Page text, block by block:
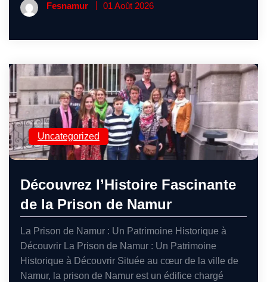
Fesnamur 01 Août 2026
Uncategorized
Découvrez l’Histoire Fascinante
de la Prison de Namur
La Prison de Namur : Un Patrimoine Historique à
Découvrir La Prison de Namur : Un Patrimoine
Historique à Découvrir Située au cœur de la ville de
Namur, la prison de Namur est un édifice chargé